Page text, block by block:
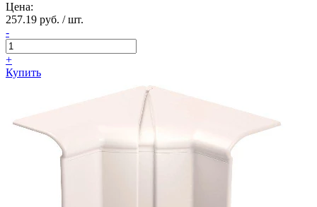
Цена:
257.19 руб. / шт.
-
+
Купить